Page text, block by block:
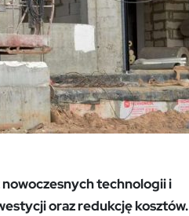
technologii i
oraz redukcję kosztów.